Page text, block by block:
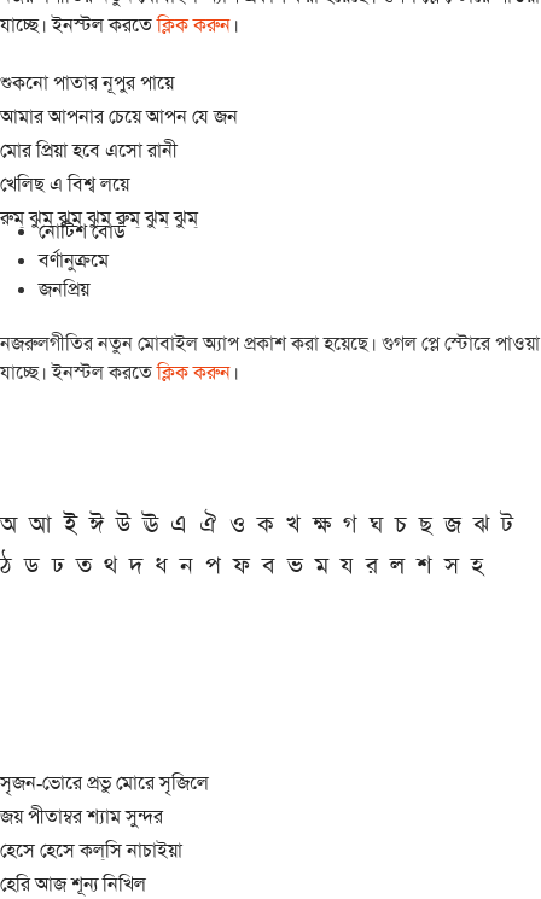
যাচ্ছে। ইনস্টল করতেক্লিক করুন।
শুকনো পাতার নূপুর পায়ে
আমার আপনার চেয়ে আপন যে জন
মোর প্রিয়া হবে এসো রানী
খেলিছ এ বিশ্ব লয়ে
রুম্ ঝুম্ ঝুম্ ঝুম্ রুম্ ঝুম্ ঝুম্
নোটিশ বোর্ড
বর্ণানুক্রমে
জনপ্রিয়
নজরুলগীতির নতুন মোবাইল অ্যাপ প্রকাশ করা হয়েছে। গুগল প্লে স্টোরে পাওয়া
যাচ্ছে। ইনস্টল করতেক্লিক করুন।
অ আ ই ঈ উ ঊ এ ঐ ও ক খ ক্ষ গ ঘ চ ছ জ ঝ ট
ঠ ড ঢ ত থ দ ধ ন প ফ ব ভ ম য র ল শ স হ
সৃজন-ভোরে প্রভু মোরে সৃজিলে
জয় পীতাম্বর শ্যাম সুন্দর
হেসে হেসে কল্‌সি নাচাইয়া
হেরি আজ শূন্য নিখিল